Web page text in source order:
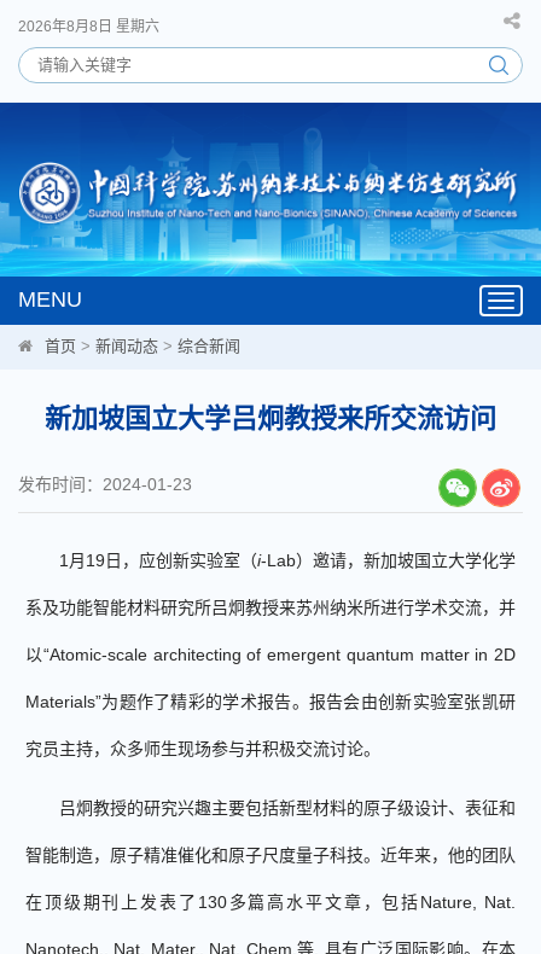
2026年8月8日 星期六
MENU
首页 > 新闻动态 > 综合新闻
新加坡国立大学吕炯教授来所交流访问
发布时间：2024-01-23
1月19 日，应创新实验室（i-Lab）邀请，新加坡国立大学化学
系及功能智能材料研究所吕炯教授来苏州纳米所进行学术交流， 并
以“Atomic-scale architecting of emergent quantum matter in 2D
Materials”为题作了精彩的学术报告。报告会由创新实验室张凯研
究员主持，众多师生现场参与并积极交流讨论。
吕炯教授的研究兴趣主要包括新型材料的原子级设计、表征和
智能制造，原子精准催化和原子尺度量子科技。近年来，他的团队
在顶级期刊上发表了 130多篇高水平文章，包括Nature, Nat.
Nanotech., Nat. Mater., Nat. Chem.等, 具有广泛国际影响。在本